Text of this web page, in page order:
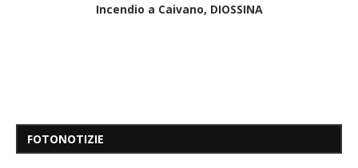
Incendio a Caivano, DIOSSINA
FOTONOTIZIE